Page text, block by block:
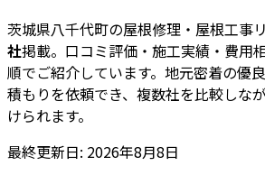
茨城県八千代町の屋根修理・屋根工事
社掲載。口コミ評価・施工実績・費用
順でご紹介しています。地元密着の優
積もりを依頼でき、複数社を比較しな
けられます。
最終更新日: 2026年8月8日